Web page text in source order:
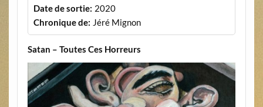
Date de sortie: 2020
Chronique de: Jéré Mignon
Satan – Toutes Ces Horreurs